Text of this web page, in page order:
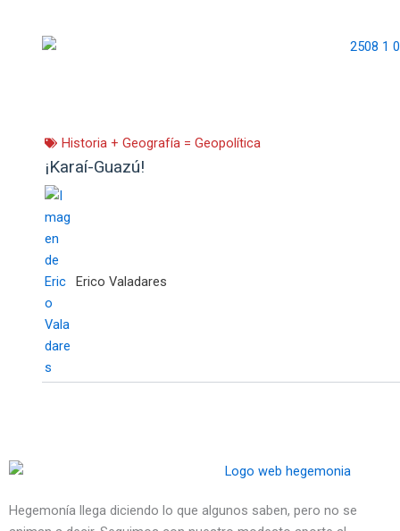
Historia + Geografía = Geopolítica
¡Karaí-Guazú!
Erico Valadares
Hegemonía llega diciendo lo que algunos saben, pero no se